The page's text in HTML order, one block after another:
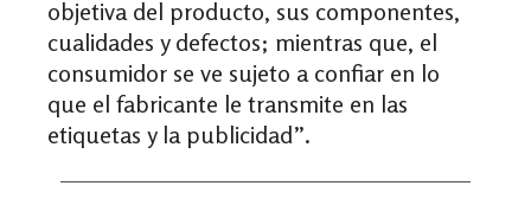
objetiva del producto, sus componentes,
cualidades y defectos; mientras que, el
consumidor se ve sujeto a confiar en lo
que el fabricante le transmite en las
etiquetas y la publicidad”.